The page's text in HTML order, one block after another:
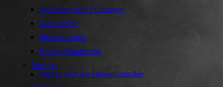
Archäologische Führungen
Falkenhöhle
Finsteres Loch
Höhlen-Wanderung
Vorträge
Vortrag über die Hessenhauhöhle